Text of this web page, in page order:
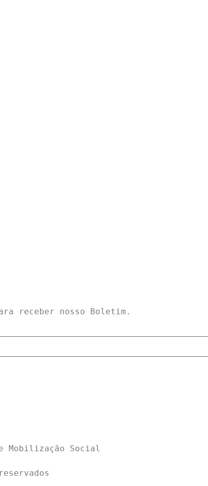
receber nosso Boletim.
Mobilização Social